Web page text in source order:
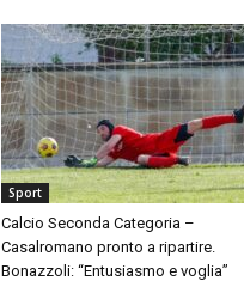
Sport
Calcio Seconda Categoria –
Casalromano pronto a ripartire.
Bonazzoli: “Entusiasmo e voglia”